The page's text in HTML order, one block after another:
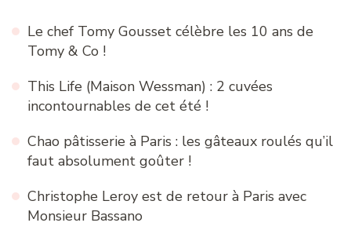
Le chef Tomy Gousset célèbre les 10 ans de
Tomy & Co !
This Life (Maison Wessman) : 2 cuvées
incontournables de cet été !
Chao pâtisserie à Paris : les gâteaux roulés qu’il
faut absolument goûter !
Christophe Leroy est de retour à Paris avec
Monsieur Bassano